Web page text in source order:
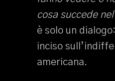
cosa succede
è solo un
inciso
americana.